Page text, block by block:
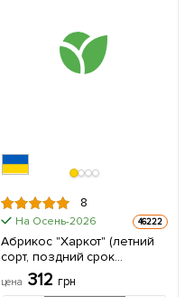
8
На Осень-2026 46222
Абрикос "Харкот" (летний
сорт, поздний срок
созревания) 1 саженец в
упаковке
цена 312 грн